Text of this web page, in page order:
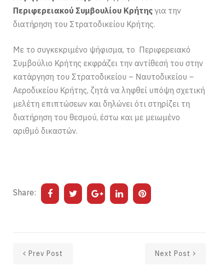
Περιφερειακού Συμβουλίου Κρήτης για την
διατήρηση του Στρατοδικείου Κρήτης.
Με το συγκεκριμένο ψήφισμα, το Περιφερειακό
Συμβούλιο Κρήτης εκφράζει την αντίθεσή του στην
κατάργηση του Στρατοδικείου – Ναυτοδικείου –
Αεροδικείου Κρήτης, ζητά να ληφθεί υπόψη σχετική
μελέτη επιπτώσεων και δηλώνει ότι στηρίζει τη
διατήρηση του θεσμού, έστω και με μειωμένο
αριθμό δικαστών.
Share:
Prev Post Next Post